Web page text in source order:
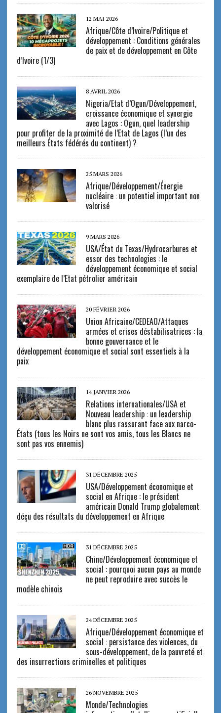
12 MAI 2026
Afrique/Côte d’Ivoire/Politique et
développement : Conditions générales
de paix et de développement en Côte
d’Ivoire (1/3)
8 AVRIL 2026
Nigeria/Etat d’Ogun/Développement,
croissance économique et synergie
avec Lagos : Ogun, quel leadership
pour profiter de la proximité de l’Etat de Lagos (l’un des
meilleurs États fédérés du continent) ?
25 MARS 2026
Afrique/Développement/Énergie
nucléaire : un potentiel important non
valorisé
9 MARS 2026
USA/État du Texas/Hydrocarbures et
essor des technologies : le
développement économique et social
exemplaire de l’Etat pétrolier américain
20 FÉVRIER 2026
Union Africaine/CEDEAO/Attaques
armées et crises déstabilisatrices : la
bonne gouvernance et le
développement économique et social sont essentiels à la
paix
14 JANVIER 2026
Relations internationales/USA et
Nouveau leadership : un leadership
blanc plus rassurant face aux narco-
États (tous les Noirs ne sont vos amis, tous les Blancs ne
sont pas vos ennemis)
31 DÉCEMBRE 2025
USA/Développement économique et
social en Afrique : le président
américain Donald Trump globalement
déçu des résultats du développement en Afrique
31 DÉCEMBRE 2025
Chine/Développement économique et
social : pourquoi aucun pays au monde
ne peut reproduire avec succès le
modèle chinois
24 DÉCEMBRE 2025
Afrique/Développement économique et
social : persistance des violences, du
sous-développement, de la pauvreté et
des insurrections criminelles et politiques
26 NOVEMBRE 2025
Monde/Technologies